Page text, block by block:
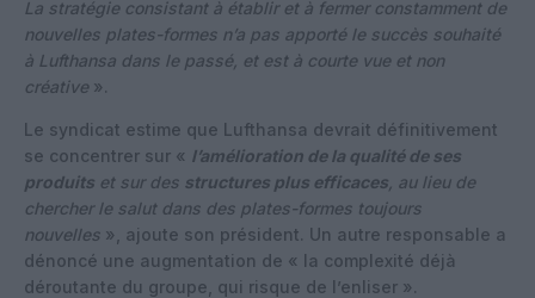
La stratégie consistant à établir et à fermer constamment de
nouvelles plates-formes n’a pas apporté le succès souhaité
à Lufthansa dans le passé, et est à courte vue et non
créative ».
Le syndicat estime que Lufthansa devrait définitivement
se concentrer sur « l’amélioration de la qualité de ses
produits et sur des structures plus efficaces , au lieu de
chercher le salut dans des plates-formes toujours
nouvelles », ajoute son président. Un autre responsable a
dénoncé une augmentation de « la complexité déjà
déroutante du groupe, qui risque de l’enliser ».